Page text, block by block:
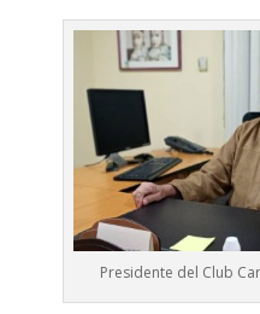
Presidente del Club